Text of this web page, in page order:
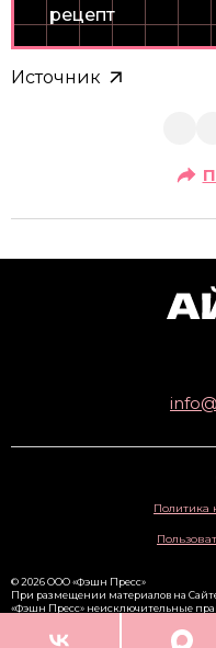
рецепт
Источник
Политика
© 2026 ООО «Фэшн Пресс»
При размещении материалов на
«Фэшн Пресс» неисключительные
материалов и доведение их до